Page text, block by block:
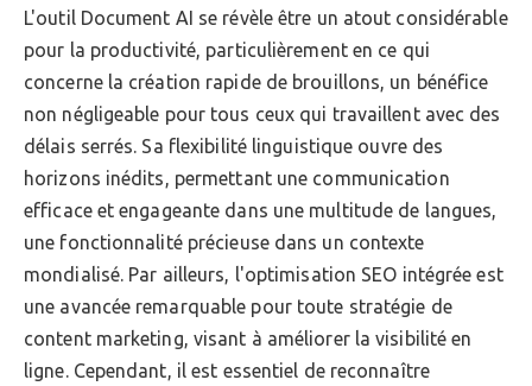
L'outil Document AI se révèle être un atout considérable
pour la productivité, particulièrement en ce qui
concerne la création rapide de brouillons, un bénéfice
non négligeable pour tous ceux qui travaillent avec des
délais serrés. Sa flexibilité linguistique ouvre des
horizons inédits, permettant une communication
efficace et engageante dans une multitude de langues,
une fonctionnalité précieuse dans un contexte
mondialisé. Par ailleurs, l'optimisation SEO intégrée est
une avancée remarquable pour toute stratégie de
content marketing, visant à améliorer la visibilité en
ligne. Cependant, il est essentiel de reconnaître